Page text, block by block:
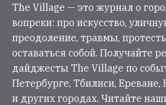
The Village — это журнал о
вопреки: про искусство,
преодоление, травмы,
оставаться собой. Получайте
дайджесты The Village по
Петербурге, Тбилиси, Ереване,
и других городах. Читайте